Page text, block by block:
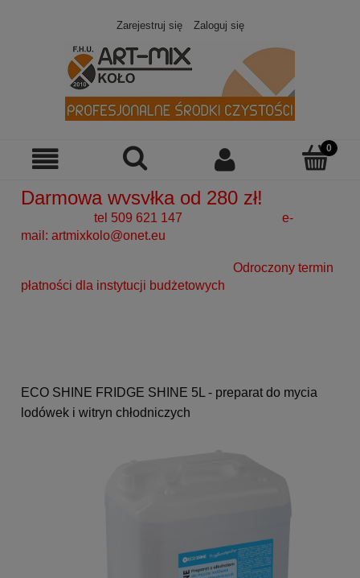
Zarejestruj się Zaloguj się
Darmowa wysyłka od 280 zł!
tel 509 621 147 e-
mail: artmixkolo@onet.eu
Odroczony termin
płatności dla instytucji budżetowych
ECO SHINE FRIDGE SHINE 5L - preparat do mycia
lodówek i witryn chłodniczych